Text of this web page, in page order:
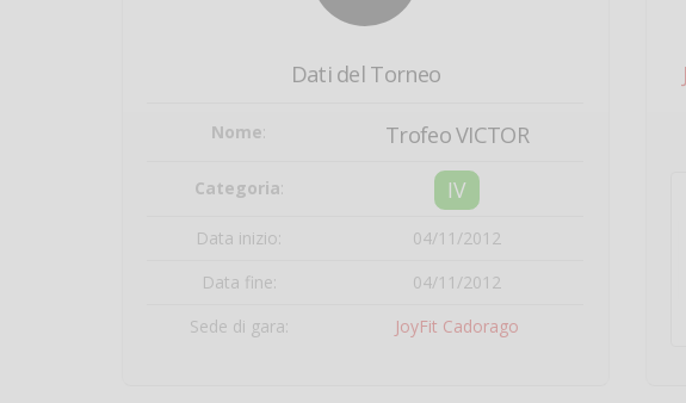
Dati del Torneo
Nome: Trofeo VICTOR
Categoria: IV
Data inizio:
04/11/2012
Data fine:
04/11/2012
Sede di gara:
JoyFit Cadorago